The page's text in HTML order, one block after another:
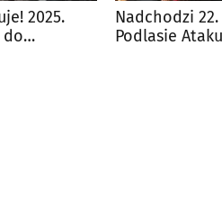
2025.
do
Nadchodzi
Podlasie